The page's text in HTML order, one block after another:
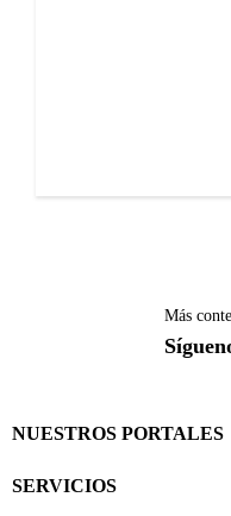
Más
NUESTROS PORTALES
SERVICIOS